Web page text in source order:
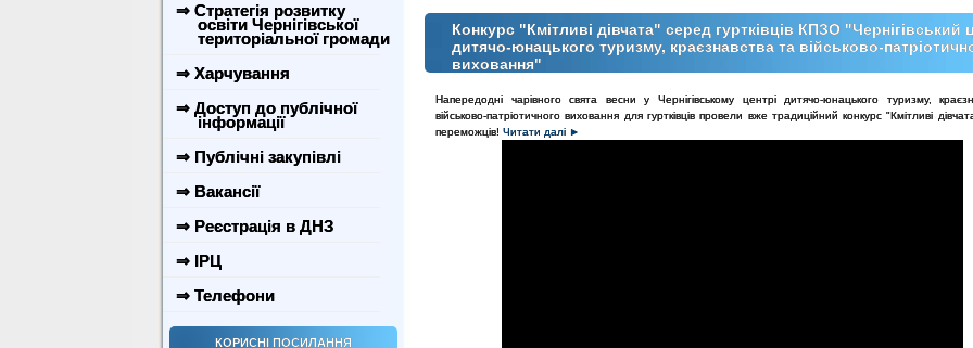
⇒ Стратегія розвитку
освіти Чернігівської
територіальної громади
⇒ Харчування
⇒ Доступ до публічної
інформації
⇒ Публічні закупівлі
⇒ Вакансії
⇒ Реєстрація в ДНЗ
⇒ ІРЦ
⇒ Телефони
КОРИСНІ ПОСИЛАННЯ
Конкурс "Кмітливі дівчата" серед гуртківців КПЗО "Чернігівський
дитячо-юнацького туризму, краєзнавства та військово-
виховання"
Напередодні чарівного свята весни у Чернігівському центрі дитячо-юнацького туризму,
військово-патріотичного виховання для гуртківців провели вже традиційний конкурс "Кмітливі
переможців! Читати далі ►